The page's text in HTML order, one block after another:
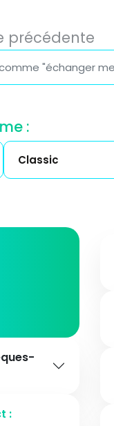
précédente
:
Classic
: